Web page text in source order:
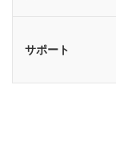
サポート